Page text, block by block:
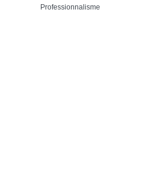
Professionnalisme